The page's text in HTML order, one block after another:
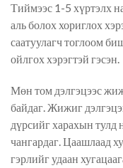
Тиймээс 1-5 хүртэлх
аль болох хориглох
саатуулагч тоглоом
ойлгох хэрэгтэй гэсэн.
Мөн том дэлгэцээс
байдаг. Жижиг
дүрсийг харахын тулд
чангардаг. Цаашлаад
гэрлийг удаан